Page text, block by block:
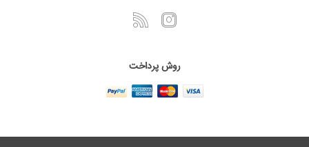
روش پرداخت